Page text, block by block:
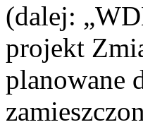
(dalej:
projekt
planowane